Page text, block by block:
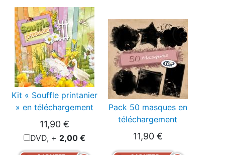
Kit « Souffle printanier
» en téléchargement
11,90 €
DVD, + 2,00 €
Pack 50 masques en
téléchargement
11,90 €